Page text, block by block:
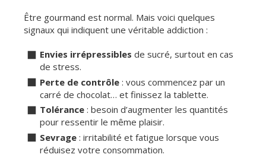
Être gourmand est normal. Mais voici quelques
signaux qui indiquent une véritable addiction :
Envies irrépressibles de sucré, surtout en cas
de stress.
Perte de contrôle : vous commencez par un
carré de chocolat… et finissez la tablette.
Tolérance : besoin d’augmenter les quantités
pour ressentir le même plaisir.
Sevrage : irritabilité et fatigue lorsque vous
réduisez votre consommation.